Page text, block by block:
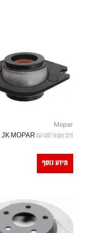
Mopar
מיסב אמצעי למוט הגה JK MOPAR
מידע נוסף